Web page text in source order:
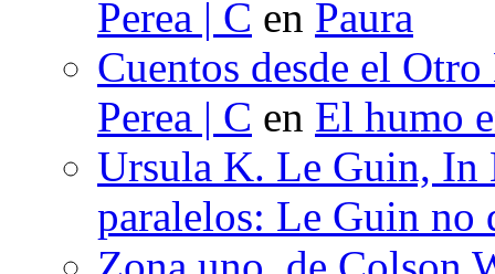
Perea | C en Paura
Cuentos desde el
Perea | C en El humo
Ursula K. Le Guin, In
paralelos: Le Guin no